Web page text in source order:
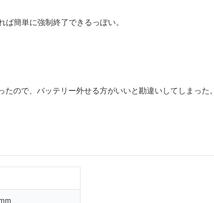
簡単に強制終了できるっぽい。
ので、バッテリー外せる方がいいと勘違いしてしまった。